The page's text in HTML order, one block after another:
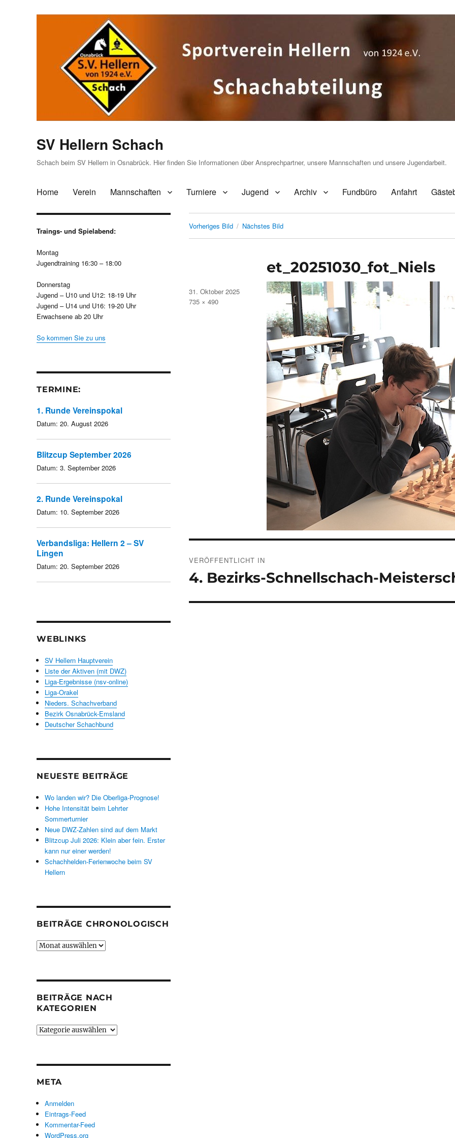
SV Hellern Schach
Schach beim SV Hellern in Osnabrück. Hier finden Sie Informationen über Ansprechpartner, unsere Mannschaften und unsere Jugendarbeit.
Home Verein Mannschaften Turniere Jugend Archiv Fundbüro Anfahrt
Vorheriges Bild Nächstes Bild
et_20251030_fot_Niels
Veröffentlicht
am
31. Oktober 2025
Volle
735 × 490
VERÖFFENTLICHT IN
4. Bezirks-Schnellschach-
Traings- und Spielabend:
Montag
Jugendtraining 16:30 – 18:00
Donnerstag
Jugend – U10 und U12: 18-19 Uhr
Jugend – U14 und U16: 19-20 Uhr
Erwachsene ab 20 Uhr
So kommen Sie zu uns
TERMINE:
1. Runde Vereinspokal
Datum: 20. August 2026
Blitzcup September 2026
Datum: 3. September 2026
2. Runde Vereinspokal
Datum: 10. September 2026
Verbandsliga: Hellern 2 – SV
Lingen
Datum: 20. September 2026
WEBLINKS
SV Hellern Hauptverein
Liste der Aktiven (mit DWZ)
Liga-Ergebnisse (nsv-online)
Liga-Orakel
Nieders. Schachverband
Bezirk Osnabrück-Emsland
Deutscher Schachbund
NEUESTE BEITRÄGE
Wo landen wir? Die Oberliga-Prognose!
Hohe Intensität beim Lehrter
Sommerturnier
Neue DWZ-Zahlen sind auf dem Markt
Blitzcup Juli 2026: Klein aber fein. Erster
kann nur einer werden!
Schachhelden-Ferienwoche beim SV
Hellern
BEITRÄGE CHRONOLOGISCH
Beiträge
BEITRÄGE NACH
KATEGORIEN
Beiträge
META
Anmelden
Eintrags-Feed
Kommentar-Feed
WordPress.org